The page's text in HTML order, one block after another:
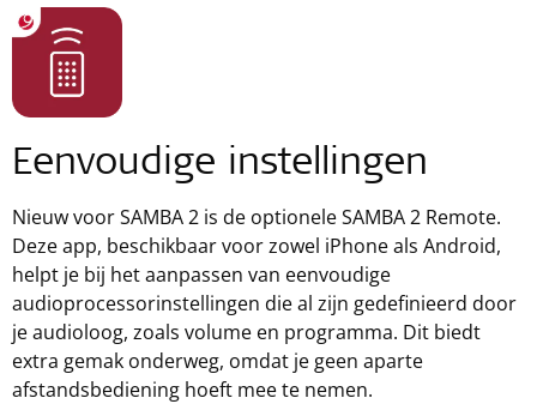
Eenvoudige instellingen
Nieuw voor SAMBA 2 is de optionele SAMBA 2 Remote.
Deze app, beschikbaar voor zowel iPhone als Android,
helpt je bij het aanpassen van eenvoudige
audioprocessorinstellingen die al zijn gedefinieerd door
je audioloog, zoals volume en programma. Dit biedt
extra gemak onderweg, omdat je geen aparte
afstandsbediening hoeft mee te nemen.